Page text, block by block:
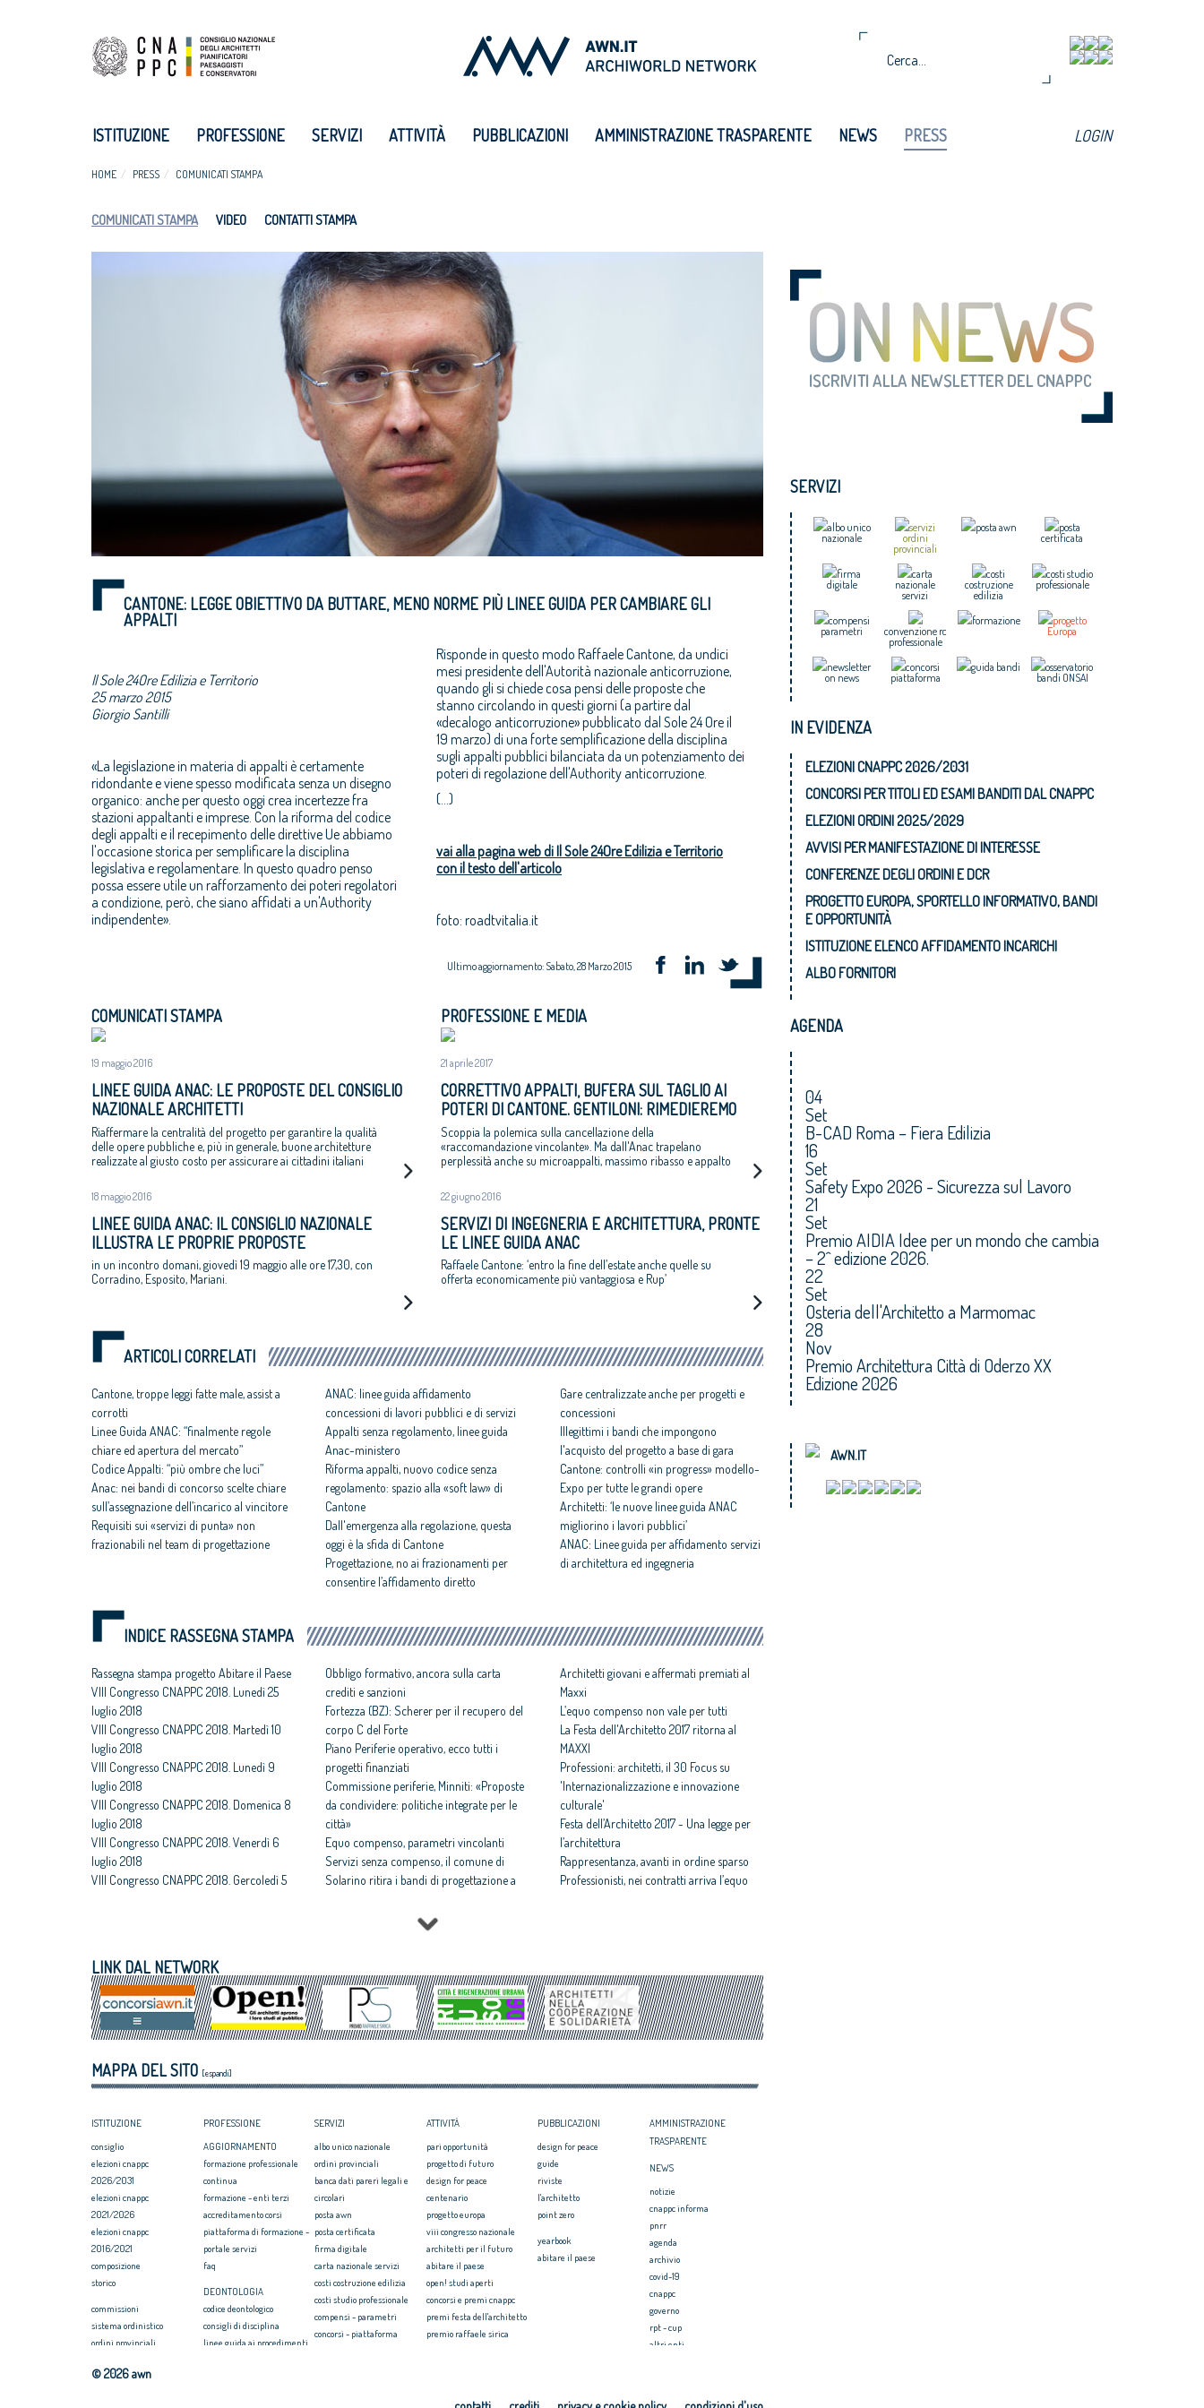
ISTITUZIONE PROFESSIONE SERVIZI ATTIVITÀ PUBBLICAZIONI AMMINISTRAZIONE TRASPARENTE NEWS PRESS LOGIN
HOME PRESS COMUNICATI STAMPA
COMUNICATI STAMPA VIDEO CONTATTI STAMPA
CANTONE: LEGGE OBIETTIVO DA BUTTARE, MENO NORME PIÙ LINEE GUIDA PER CAMBIARE GLI
APPALTI
Il Sole 24Ore Edilizia e Territorio
25 marzo 2015
Giorgio Santilli
«La legislazione in materia di appalti è certamente
ridondante e viene spesso modificata senza un disegno
organico: anche per questo oggi crea incertezze fra
stazioni appaltanti e imprese. Con la riforma del codice
degli appalti e il recepimento delle direttive Ue abbiamo
l'occasione storica per semplificare la disciplina
legislativa e regolamentare. In questo quadro penso
possa essere utile un rafforzamento dei poteri regolatori
a condizione, però, che siano affidati a un'Authority
indipendente».
Risponde in questo modo Raffaele Cantone, da undici
mesi presidente dell'Autorità nazionale anticorruzione,
quando gli si chiede cosa pensi delle proposte che
stanno circolando in questi giorni (a partire dal
«decalogo anticorruzione» pubblicato dal Sole 24 Ore il
19 marzo) di una forte semplificazione della disciplina
sugli appalti pubblici bilanciata da un potenziamento dei
poteri di regolazione dell'Authority anticorruzione.
(...)
vai alla pagina web di Il Sole 24Ore Edilizia e Territorio
con il testo dell'articolo
foto: roadtvitalia.it
Ultimo aggiornamento: Sabato, 28 Marzo 2015
COMUNICATI STAMPA
19 maggio 2016
LINEE GUIDA ANAC: LE PROPOSTE DEL CONSIGLIO
NAZIONALE ARCHITETTI
Riaffermare la centralità del progetto per garantire la qualità
delle opere pubbliche e, più in generale, buone architetture
realizzate al giusto costo per assicurare ai cittadini italiani
18 maggio 2016
LINEE GUIDA ANAC: IL CONSIGLIO NAZIONALE
ILLUSTRA LE PROPRIE PROPOSTE
in un incontro domani, giovedì 19 maggio alle ore 17,30, con
Corradino, Esposito, Mariani.
PROFESSIONE E MEDIA
21 aprile 2017
CORRETTIVO APPALTI, BUFERA SUL TAGLIO AI
POTERI DI CANTONE. GENTILONI: RIMEDIEREMO
Scoppia la polemica sulla cancellazione della
«raccomandazione vincolante». Ma dall'Anac trapelano
perplessità anche su microappalti, massimo ribasso e appalto
22 giugno 2016
SERVIZI DI INGEGNERIA E ARCHITETTURA, PRONTE
LE LINEE GUIDA ANAC
Raffaele Cantone: ‘entro la fine dell’estate anche quelle su
offerta economicamente più vantaggiosa e Rup’
ARTICOLI CORRELATI
Cantone, troppe leggi fatte male, assist a
corrotti
Linee Guida ANAC: “finalmente regole
chiare ed apertura del mercato”
Codice Appalti: “più ombre che luci”
Anac: nei bandi di concorso scelte chiare
sull’assegnazione dell’incarico al vincitore
Requisiti sui «servizi di punta» non
frazionabili nel team di progettazione
ANAC: linee guida affidamento
concessioni di lavori pubblici e di servizi
Appalti senza regolamento, linee guida
Anac-ministero
Riforma appalti, nuovo codice senza
regolamento: spazio alla «soft law» di
Cantone
Dall'emergenza alla regolazione, questa
oggi è la sfida di Cantone
Progettazione, no ai frazionamenti per
consentire l’affidamento diretto
Gare centralizzate anche per progetti e
concessioni
Illegittimi i bandi che impongono
l'acquisto del progetto a base di gara
Cantone: controlli «in progress» modello-
Expo per tutte le grandi opere
Architetti: ‘le nuove linee guida ANAC
migliorino i lavori pubblici’
ANAC: Linee guida per affidamento servizi
di architettura ed ingegneria
INDICE RASSEGNA STAMPA
Rassegna stampa progetto Abitare il Paese
VIII Congresso CNAPPC 2018. Lunedì 25
luglio 2018
VIII Congresso CNAPPC 2018. Martedì 10
luglio 2018
VIII Congresso CNAPPC 2018. Lunedì 9
luglio 2018
VIII Congresso CNAPPC 2018. Domenica 8
luglio 2018
VIII Congresso CNAPPC 2018. Venerdì 6
luglio 2018
VIII Congresso CNAPPC 2018. Gercoledì 5
luglio 2018
VIII Congresso CNAPPC 2018. Domenica 1
luglio 2018
Obbligo formativo, ancora sulla carta
crediti e sanzioni
Fortezza (BZ): Scherer per il recupero del
corpo C del Forte
Piano Periferie operativo, ecco tutti i
progetti finanziati
Commissione periferie, Minniti: «Proposte
da condividere: politiche integrate per le
città»
Equo compenso, parametri vincolanti
Servizi senza compenso, il comune di
Solarino ritira i bandi di progettazione a
All'architettura rispettosa dello studio
caravatti_caravatti il Premio architetto
Assegnati premi Architetto italiano e
Giovane talento 2017
Equo compenso, il CNAPPC ricorre alla
Corte Europea dei Diritti dell’Uomo
Architetti giovani e affermati premiati al
Maxxi
L’equo compenso non vale per tutti
La Festa dell'Architetto 2017 ritorna al
MAXXI
Professioni: architetti, il 30 Focus su
'Internazionalizzazione e innovazione
culturale'
Festa dell’Architetto 2017 - Una legge per
l’architettura
Rappresentanza, avanti in ordine sparso
Professionisti, nei contratti arriva l’equo
degradate
Architetti: 'Comune e Consiglio di Stato,
svilito interesse pubblico'
LINK DAL NETWORK
MAPPA DEL SITO [espandi]
ISTITUZIONE
consiglio
elezioni cnappc
2026/2031
elezioni cnappc
2021/2026
elezioni cnappc
2016/2021
composizione
storico
commissioni
sistema ordinistico
ordini provinciali
2025-2029
PROFESSIONE
AGGIORNAMENTO
formazione professionale
continua
formazione - enti terzi
accreditamento corsi
piattaforma di formazione -
portale servizi
faq
DEONTOLOGIA
codice deontologico
consigli di disciplina
linee guida ai procedimenti
SERVIZI
albo unico nazionale
ordini provinciali
banca dati pareri legali e
circolari
posta awn
posta certificata
firma digitale
carta nazionale servizi
costi costruzione edilizia
costi studio professionale
compensi - parametri
concorsi - piattaforma
ATTIVITÀ
pari opportunità
progetto di futuro
design for peace
centenario
progetto europa
viii congresso nazionale
architetti per il futuro
abitare il paese
open! studi aperti
concorsi e premi cnappc
premi festa dell'architetto
premio raffaele sirica
PUBBLICAZIONI
design for peace
guide
riviste
l'architetto
point zero
yearbook
abitare il paese
AMMINISTRAZIONE
TRASPARENTE
NEWS
notizie
cnappc informa
pnrr
agenda
archivio
covid-19
cnappc
governo
rpt - cup
altri enti
PRESS
© 2026 awn
SERVIZI
albo unico
nazionale
servizi
ordini
provinciali
posta awn
posta
certificata
firma
digitale
carta
nazionale
servizi
costi
costruzione
edilizia
costi studio
professionale
compensi
parametri
convenzione rc
professionale
formazione
progetto
Europa
newsletter
on news
concorsi
piattaforma
guida bandi
osservatorio
bandi ONSAI
IN EVIDENZA
ELEZIONI CNAPPC 2026/2031
CONCORSI PER TITOLI ED ESAMI BANDITI DAL CNAPPC
ELEZIONI ORDINI 2025/2029
AVVISI PER MANIFESTAZIONE DI INTERESSE
CONFERENZE DEGLI ORDINI E DCR
PROGETTO EUROPA, SPORTELLO INFORMATIVO, BANDI
E OPPORTUNITÀ
ISTITUZIONE ELENCO AFFIDAMENTO INCARICHI
ALBO FORNITORI
AGENDA
04
Set
B-CAD Roma – Fiera Edilizia
16
Set
Safety Expo 2026 - Sicurezza sul Lavoro
21
Set
Premio AIDIA Idee per un mondo che cambia
– 2^ edizione 2026.
22
Set
Osteria dell'Architetto a Marmomac
28
Nov
Premio Architettura Città di Oderzo XX
Edizione 2026
AWN.IT